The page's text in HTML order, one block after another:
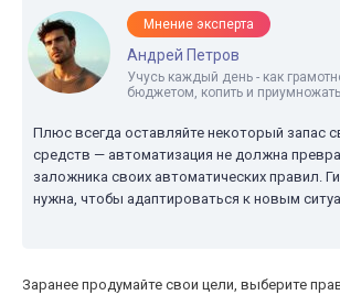
Мнение эксперта
Андрей Петров
Учусь каждый день - как
бюджетом, копить и
Плюс всегда оставляйте некоторый запас
средств — автоматизация не должна
заложника своих автоматических правил.
нужна, чтобы адаптироваться к новым
Заранее продумайте свои цели, выберите